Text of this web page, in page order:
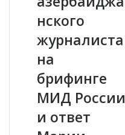
д
о
й
у
п
о
й
в
о
нского
журналиста
на
брифинге
МИД России
и ответ